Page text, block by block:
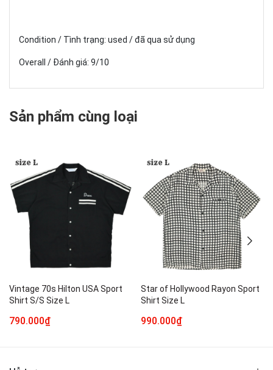
Condition / Tình trạng: used / đã qua sử dụng
Overall / Đánh giá: 9/10
Sản phẩm cùng loại
Vintage 70s Hilton USA Sport
Shirt S/S Size L
790.000₫
Star of Hollywood Rayon Sport
Shirt Size L
990.000₫